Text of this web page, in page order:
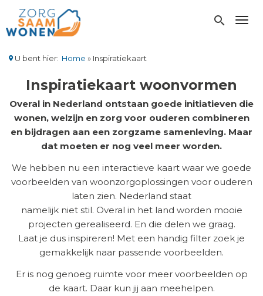
naar
de
gaan
search
U bent hier: Home Inspiratiekaart
Inspiratiekaart woonvormen
Overal in Nederland ontstaan goede initiatieven die
wonen, welzijn en zorg voor ouderen combineren
en bijdragen aan een zorgzame samenleving. Maar
dat moeten er nog veel meer worden.
We hebben nu een interactieve kaart waar we goede
voorbeelden van woonzorgoplossingen voor ouderen
laten zien. Nederland staat
namelijk niet stil. Overal in het land worden mooie
projecten gerealiseerd. En die delen we graag.
Laat je dus inspireren! Met een handig filter zoek je
gemakkelijk naar passende voorbeelden.
Er is nog genoeg ruimte voor meer voorbeelden op
de kaart. Daar kun jij aan meehelpen.